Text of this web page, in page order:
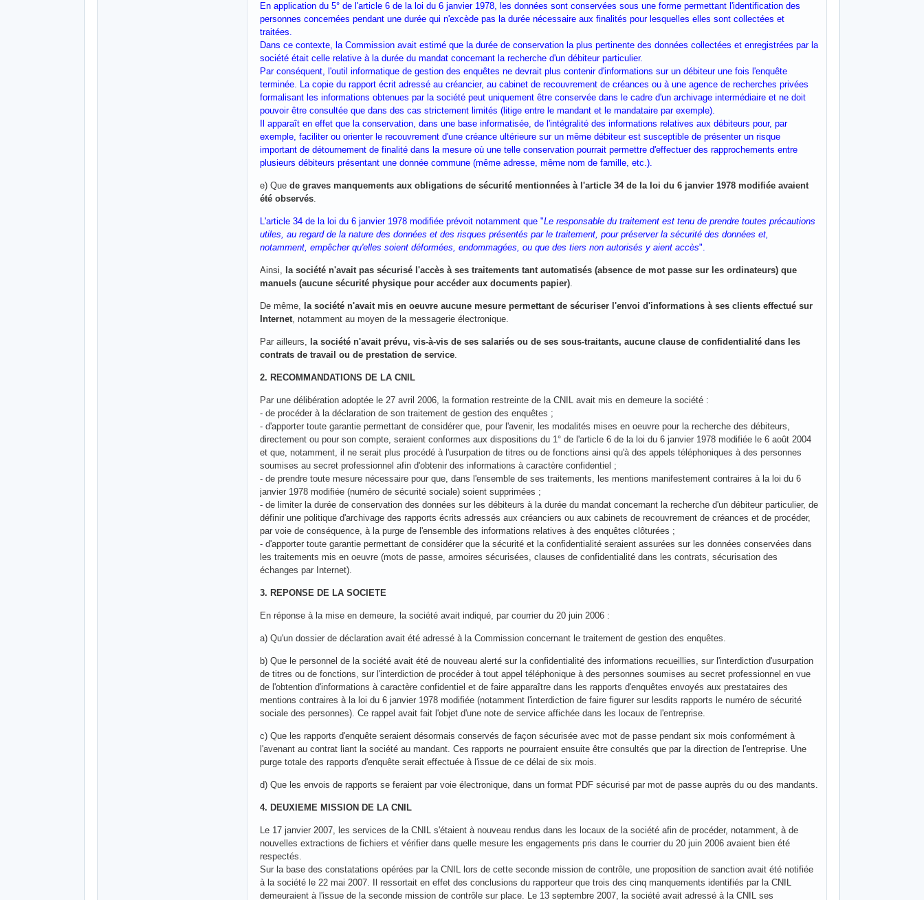
En application du 5° de l'article 6 de la loi du 6 janvier 1978, les données sont conservées sous une forme permettant l'identification des
personnes concernées pendant une durée qui n'excède pas la durée nécessaire aux finalités pour lesquelles elles sont collectées et
traitées.
Dans ce contexte, la Commission avait estimé que la durée de conservation la plus pertinente des données collectées et enregistrées par la
société était celle relative à la durée du mandat concernant la recherche d'un débiteur particulier.
Par conséquent, l'outil informatique de gestion des enquêtes ne devrait plus contenir d'informations sur un débiteur une fois l'enquête
terminée. La copie du rapport écrit adressé au créancier, au cabinet de recouvrement de créances ou à une agence de recherches privées
formalisant les informations obtenues par la société peut uniquement être conservée dans le cadre d'un archivage intermédiaire et ne doit
pouvoir être consultée que dans des cas strictement limités (litige entre le mandant et le mandataire par exemple).
Il apparaît en effet que la conservation, dans une base informatisée, de l'intégralité des informations relatives aux débiteurs pour, par
exemple, faciliter ou orienter le recouvrement d'une créance ultérieure sur un même débiteur est susceptible de présenter un risque
important de détournement de finalité dans la mesure où une telle conservation pourrait permettre d'effectuer des rapprochements entre
plusieurs débiteurs présentant une donnée commune (même adresse, même nom de famille, etc.).
e) Que de graves manquements aux obligations de sécurité mentionnées à l'article 34 de la loi du 6 janvier 1978 modifiée avaient
été observés.
L'article 34 de la loi du 6 janvier 1978 modifiée prévoit notamment que "Le responsable du traitement est tenu de prendre toutes précautions
utiles, au regard de la nature des données et des risques présentés par le traitement, pour préserver la sécurité des données et,
notamment, empêcher qu'elles soient déformées, endommagées, ou que des tiers non autorisés y aient accès".
Ainsi, la société n'avait pas sécurisé l'accès à ses traitements tant automatisés (absence de mot passe sur les ordinateurs) que
manuels (aucune sécurité physique pour accéder aux documents papier).
De même, la société n'avait mis en oeuvre aucune mesure permettant de sécuriser l'envoi d'informations à ses clients effectué sur
Internet, notamment au moyen de la messagerie électronique.
Par ailleurs, la société n'avait prévu, vis-à-vis de ses salariés ou de ses sous-traitants, aucune clause de confidentialité dans les
contrats de travail ou de prestation de service.
2. RECOMMANDATIONS DE LA CNIL
Par une délibération adoptée le 27 avril 2006, la formation restreinte de la CNIL avait mis en demeure la société :
- de procéder à la déclaration de son traitement de gestion des enquêtes ;
- d'apporter toute garantie permettant de considérer que, pour l'avenir, les modalités mises en oeuvre pour la recherche des débiteurs,
directement ou pour son compte, seraient conformes aux dispositions du 1° de l'article 6 de la loi du 6 janvier 1978 modifiée le 6 août 2004
et que, notamment, il ne serait plus procédé à l'usurpation de titres ou de fonctions ainsi qu'à des appels téléphoniques à des personnes
soumises au secret professionnel afin d'obtenir des informations à caractère confidentiel ;
- de prendre toute mesure nécessaire pour que, dans l'ensemble de ses traitements, les mentions manifestement contraires à la loi du 6
janvier 1978 modifiée (numéro de sécurité sociale) soient supprimées ;
- de limiter la durée de conservation des données sur les débiteurs à la durée du mandat concernant la recherche d'un débiteur particulier, de
définir une politique d'archivage des rapports écrits adressés aux créanciers ou aux cabinets de recouvrement de créances et de procéder,
par voie de conséquence, à la purge de l'ensemble des informations relatives à des enquêtes clôturées ;
- d'apporter toute garantie permettant de considérer que la sécurité et la confidentialité seraient assurées sur les données conservées dans
les traitements mis en oeuvre (mots de passe, armoires sécurisées, clauses de confidentialité dans les contrats, sécurisation des
échanges par Internet).
3. REPONSE DE LA SOCIETE
En réponse à la mise en demeure, la société avait indiqué, par courrier du 20 juin 2006 :
a) Qu'un dossier de déclaration avait été adressé à la Commission concernant le traitement de gestion des enquêtes.
b) Que le personnel de la société avait été de nouveau alerté sur la confidentialité des informations recueillies, sur l'interdiction d'usurpation
de titres ou de fonctions, sur l'interdiction de procéder à tout appel téléphonique à des personnes soumises au secret professionnel en vue
de l'obtention d'informations à caractère confidentiel et de faire apparaître dans les rapports d'enquêtes envoyés aux prestataires des
mentions contraires à la loi du 6 janvier 1978 modifiée (notamment l'interdiction de faire figurer sur lesdits rapports le numéro de sécurité
sociale des personnes). Ce rappel avait fait l'objet d'une note de service affichée dans les locaux de l'entreprise.
c) Que les rapports d'enquête seraient désormais conservés de façon sécurisée avec mot de passe pendant six mois conformément à
l'avenant au contrat liant la société au mandant. Ces rapports ne pourraient ensuite être consultés que par la direction de l'entreprise. Une
purge totale des rapports d'enquête serait effectuée à l'issue de ce délai de six mois.
d) Que les envois de rapports se feraient par voie électronique, dans un format PDF sécurisé par mot de passe auprès du ou des mandants.
4. DEUXIEME MISSION DE LA CNIL
Le 17 janvier 2007, les services de la CNIL s'étaient à nouveau rendus dans les locaux de la société afin de procéder, notamment, à de
nouvelles extractions de fichiers et vérifier dans quelle mesure les engagements pris dans le courrier du 20 juin 2006 avaient bien été
respectés.
Sur la base des constatations opérées par la CNIL lors de cette seconde mission de contrôle, une proposition de sanction avait été notifiée
à la société le 22 mai 2007. Il ressortait en effet des conclusions du rapporteur que trois des cinq manquements identifiés par la CNIL
demeuraient à l'issue de la seconde mission de contrôle sur place. Le 13 septembre 2007, la société avait adressé à la CNIL ses